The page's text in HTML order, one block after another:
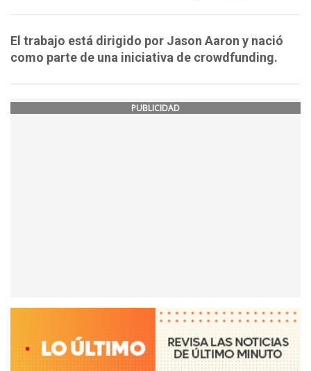
El trabajo está dirigido por Jason Aaron y nació
como parte de una iniciativa de crowdfunding.
PUBLICIDAD